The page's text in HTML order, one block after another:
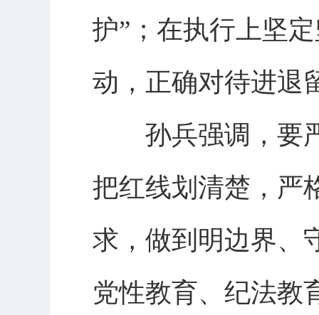
护”；在执行上坚
动，正确对待进退
孙兵强调，要严
把红线划清楚，严
求，做到明边界、
党性教育、纪法教